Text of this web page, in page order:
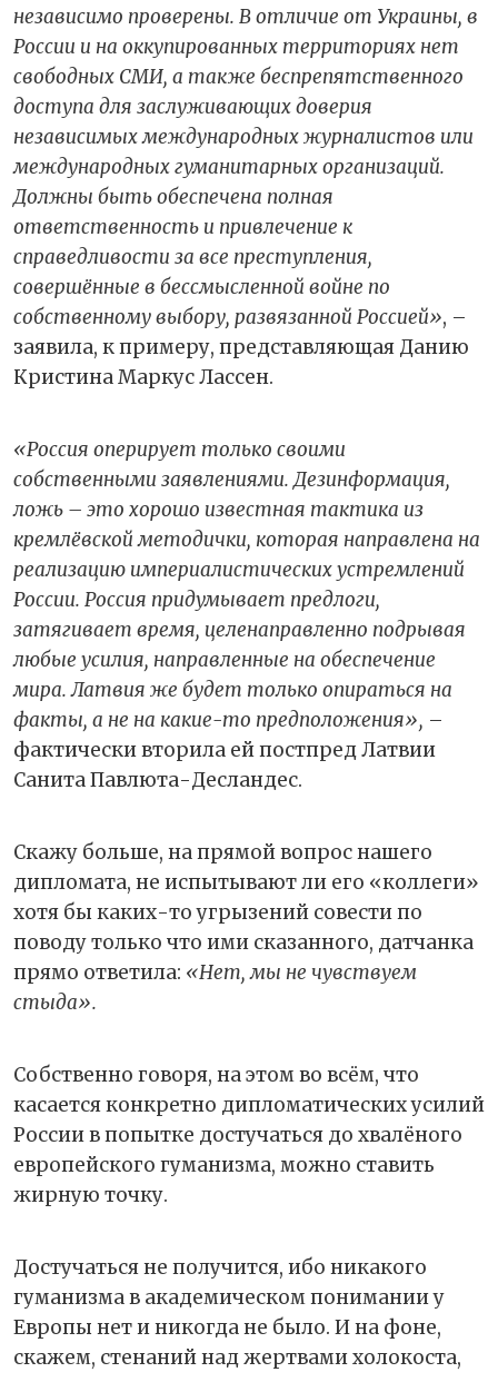
независимо проверены. В отличие от Украины, в
России и на оккупированных территориях нет
свободных СМИ, а также беспрепятственного
доступа для заслуживающих доверия
независимых международных журналистов или
международных гуманитарных организаций.
Должны быть обеспечена полная
ответственность и привлечение к
справедливости за все преступления,
совершённые в бессмысленной войне по
собственному выбору, развязанной Россией», –
заявила, к примеру, представляющая Данию
Кристина Маркус Лассен.
«Россия оперирует только своими
собственными заявлениями. Дезинформация,
ложь – это хорошо известная тактика из
кремлёвской методички, которая направлена на
реализацию империалистических устремлений
России. Россия придумывает предлоги,
затягивает время, целенаправленно подрывая
любые усилия, направленные на обеспечение
мира. Латвия же будет только опираться на
факты, а не на какие-то предположения», –
фактически вторила ей постпред Латвии
Санита Павлюта-Десландес.
Скажу больше, на прямой вопрос нашего
дипломата, не испытывают ли его «коллеги»
хотя бы каких-то угрызений совести по
поводу только что ими сказанного, датчанка
прямо ответила: «Нет, мы не чувствуем
стыда».
Собственно говоря, на этом во всём, что
касается конкретно дипломатических усилий
России в попытке достучаться до хвалёного
европейского гуманизма, можно ставить
жирную точку.
Достучаться не получится, ибо никакого
гуманизма в академическом понимании у
Европы нет и никогда не было. И на фоне,
скажем, стенаний над жертвами холокоста,